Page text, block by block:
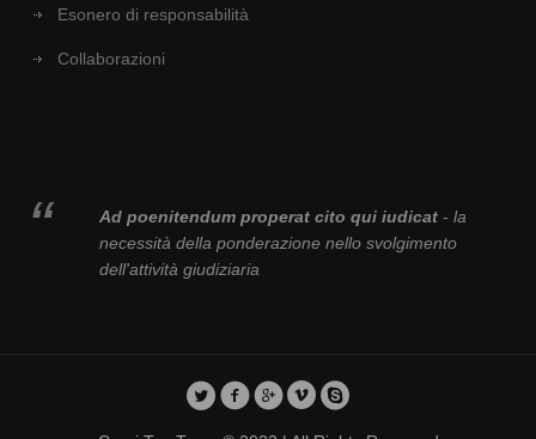
Esonero di responsabilità
Collaborazioni
Ad poenitendum properat cito qui iudicat- la
necessità della ponderazione nello svolgimento
dell'attività giudiziaria